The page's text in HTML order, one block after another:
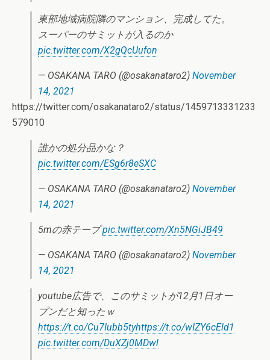
東部地域病院隣のマンション、完成してた。
スーパーのサミットが入るのか
pic.twitter.com/X2gQcUufon
— OSAKANA TARO (@osakanataro2) November
14, 2021
https://twitter.com/osakanataro2/status/1459713331233
579010
誰かの処分品かな？
pic.twitter.com/ESg6r8eSXC
— OSAKANA TARO (@osakanataro2) November
14, 2021
5mの赤テープpic.twitter.com/Xn5NGiJB49
— OSAKANA TARO (@osakanataro2) November
14, 2021
youtube広告で、このサミットが12月1日オー
プンだと知ったｗ
https://t.co/Cu7Iubb5tyhttps://t.co/wIZY6cEld1
pic.twitter.com/DuXZj0MDwl